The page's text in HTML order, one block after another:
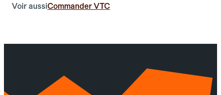
Voir aussiCommander VTC